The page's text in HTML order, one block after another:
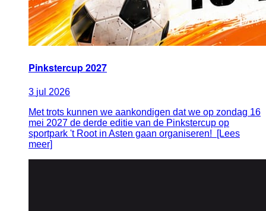
Pinkstercup 2027
3 jul 2026
Met trots kunnen we aankondigen dat we op zondag 16
mei 2027 de derde editie van de Pinkstercup op
sportpark 't Root in Asten gaan organiseren! [Lees
meer]